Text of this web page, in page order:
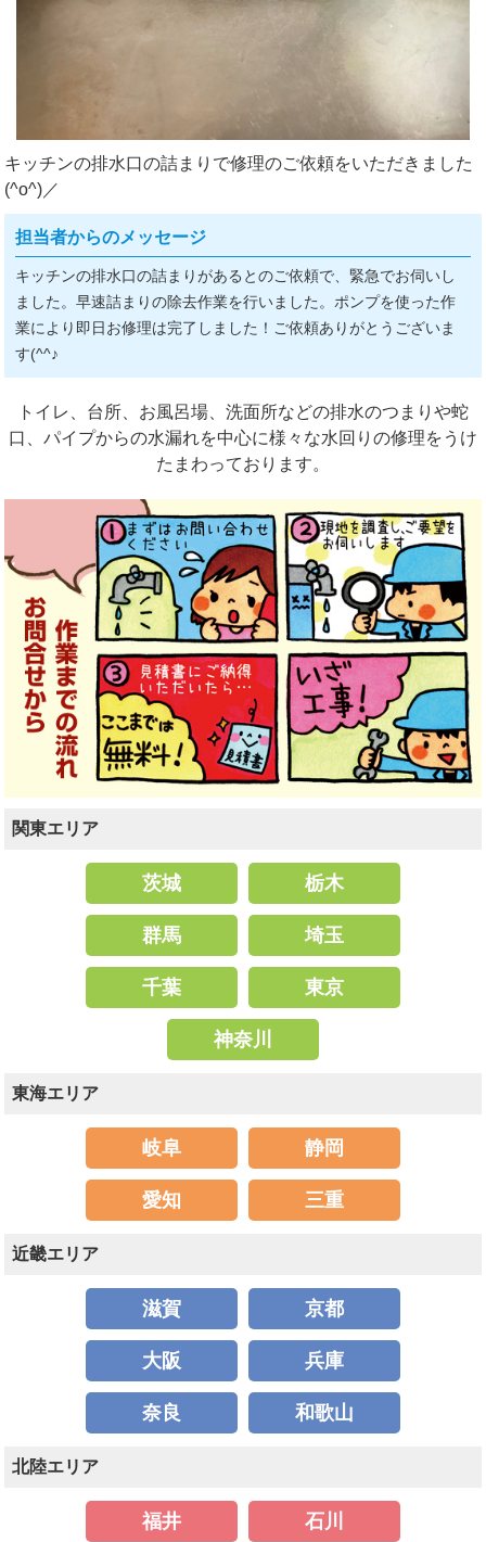
キッチンの排水口の詰まりで修理のご依頼をいただきました
(^o^)／
担当者からのメッセージ
キッチンの排水口の詰まりがあるとのご依頼で、緊急でお伺いし
ました。早速詰まりの除去作業を行いました。ポンプを使った作
業により即日お修理は完了しました！ご依頼ありがとうございま
す(^^♪
トイレ、台所、お風呂場、洗面所などの排水のつまりや蛇
口、パイプからの水漏れを中心に様々な水回りの修理をうけ
たまわっております。
関東エリア
茨城 栃木
群馬 埼玉
千葉 東京
神奈川
東海エリア
岐阜 静岡
愛知 三重
近畿エリア
滋賀 京都
大阪 兵庫
奈良 和歌山
北陸エリア
福井 石川